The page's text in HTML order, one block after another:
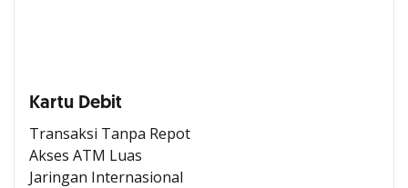
Kartu Debit
Transaksi Tanpa Repot
Akses ATM Luas
Jaringan Internasional